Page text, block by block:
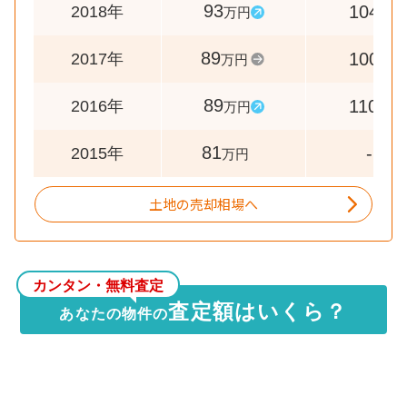
2018年 93万円 104
2017年 89万円 100
2016年 89万円 110
2015年 81万円 -
土地の売却相場へ
カンタン・無料査定
あなたの物件の査定額はいくら？